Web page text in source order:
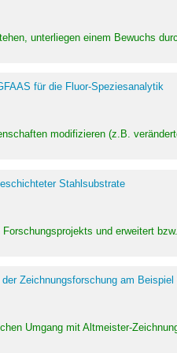
unterliegen einem Bewuchs
für die Fluor-Speziesanalytik
modifizieren (z.B.
Stahlsubstrate
und erweitert
Zeichnungsforschung am
Umgang mit Altmeister-